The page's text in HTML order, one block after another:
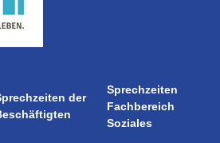
der
Sprechzeiten
Fachbereich
Soziales